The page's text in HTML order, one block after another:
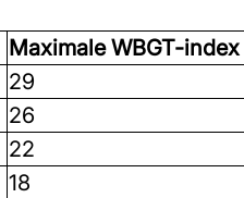
Maximale WBGT-index
29
26
22
18